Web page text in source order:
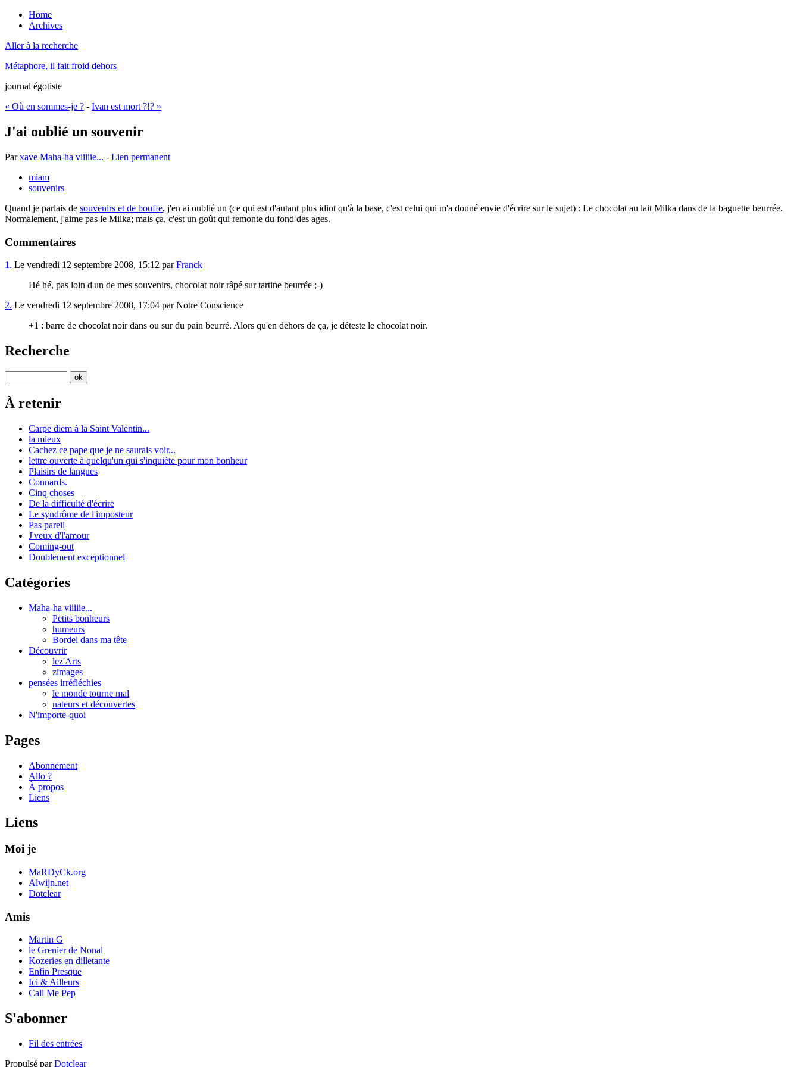
Home
Archives
Aller à la recherche
Métaphore, il fait froid dehors
journal égotiste
« Où en sommes-je ? - Ivan est mort ?!? »
J'ai oublié un souvenir
Parxave Maha-ha viiiiie... - Lien permanent
miam
souvenirs
Quand je parlais de souvenirs et de bouffe, j'en ai oublié un (ce qui est d'autant plus idiot qu'à la base, c'est celui qui m'a donné envie d'écrire sur le sujet) : Le chocolat au lait Milka dans de la baguette beurrée.
Normalement, j'aime pas le Milka; mais ça, c'est un goût qui remonte du fond des ages.
Commentaires
1. Le vendredi 12 septembre 2008, 15:12 parFranck
Hé hé, pas loin d'un de mes souvenirs, chocolat noir râpé sur tartine beurrée ;-)
2. Le vendredi 12 septembre 2008, 17:04 par Notre Conscience
+1 : barre de chocolat noir dans ou sur du pain beurré. Alors qu'en dehors de ça, je déteste le chocolat noir.
Recherche
À retenir
Carpe diem à la Saint Valentin...
la mieux
Cachez ce pape que je ne saurais voir...
lettre ouverte à quelqu'un qui s'inquiète pour mon bonheur
Plaisirs de langues
Connards.
Cinq choses
De la difficulté d'écrire
Le syndrôme de l'imposteur
Pas pareil
J'veux d'l'amour
Coming-out
Doublement exceptionnel
Catégories
Maha-ha viiiiie...
Petits bonheurs
humeurs
Bordel dans ma tête
Découvrir
lez'Arts
zimages
pensées irréfléchies
le monde tourne mal
nateurs et découvertes
N'importe-quoi
Pages
Abonnement
Allo ?
À propos
Liens
Liens
Moi je
MaRDyCk.org
Alwijn.net
Dotclear
Amis
Martin G
le Grenier de Nonal
Kozeries en dilletante
Enfin Presque
Ici & Ailleurs
Call Me Pep
S'abonner
Fil des entrées
Propulsé parDotclear